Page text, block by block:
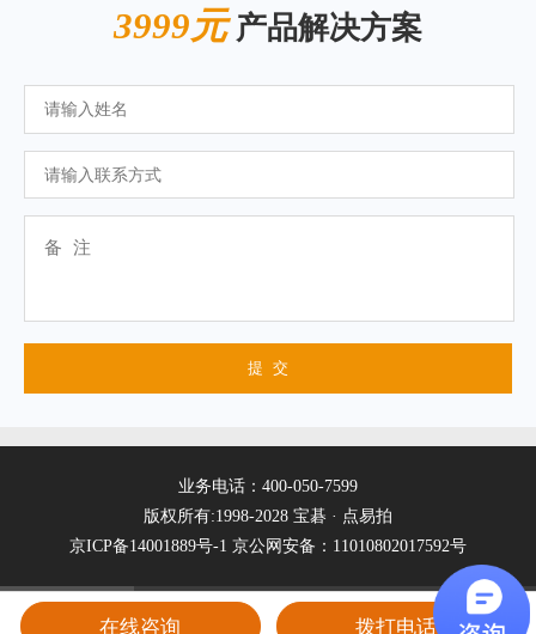
3999元产品解决方案
业务电话：400-050-7599
版权所有:1998-2028 宝碁 · 点易拍
京ICP备14001889号-1 京公网安备：11010802017592号
在线咨询 拨打电话